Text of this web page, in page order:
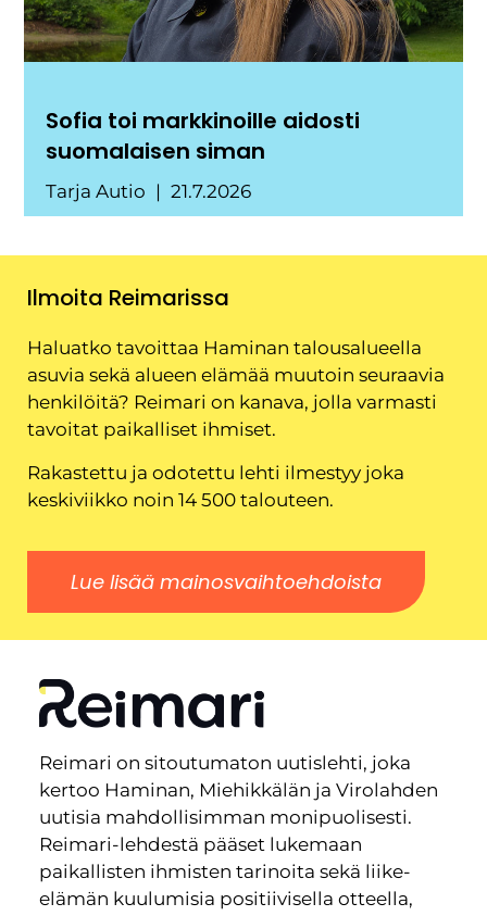
Sofia toi markkinoille aidosti
suomalaisen siman
Tarja Autio 21.7.2026
Ilmoita Reimarissa
Haluatko tavoittaa Haminan talousalueella
asuvia sekä alueen elämää muutoin seuraavia
henkilöitä? Reimari on kanava, jolla varmasti
tavoitat paikalliset ihmiset.
Rakastettu ja odotettu lehti ilmestyy joka
keskiviikko noin 14 500 talouteen.
Lue lisää mainosvaihtoehdoista
Reimari on sitoutumaton uutislehti, joka
kertoo Haminan, Miehikkälän ja Virolahden
uutisia mahdollisimman monipuolisesti.
Reimari-lehdestä pääset lukemaan
paikallisten ihmisten tarinoita sekä liike-
elämän kuulumisia positiivisella otteella,